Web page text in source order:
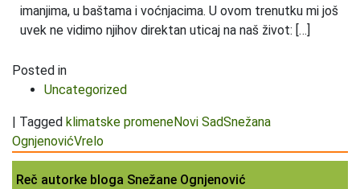
imanjima, u baštama i voćnjacima. U ovom trenutku mi još
uvek ne vidimo njihov direktan uticaj na naš život: […]
Posted in
Uncategorized
| Tagged klimatske promeneNovi SadSnežana
OgnjenovićVrelo
Reč autorke bloga Snežane Ognjenović